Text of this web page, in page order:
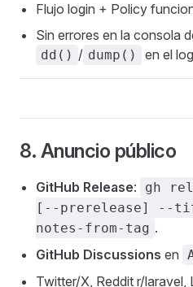
Flujo login + Policy
Sin errores en la consola
dd() / dump() en el
8. Anuncio público
GitHub Release:
gh
[--prerelease] --
notes-from-tag .
GitHub Discussions en
Twitter/X, Reddit r/laravel,